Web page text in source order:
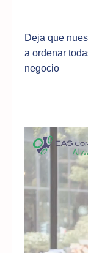
Deja que
a ordenar
negocio
Reproductor
de